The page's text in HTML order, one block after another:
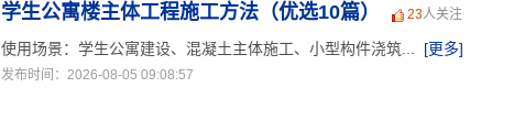
学生公寓楼主体工程施工方法（优选10篇） 23人关注
使用场景：学生公寓建设、混凝土主体施工、小型构件浇筑... [更多]
发布时间：2026-08-05 09:08:57